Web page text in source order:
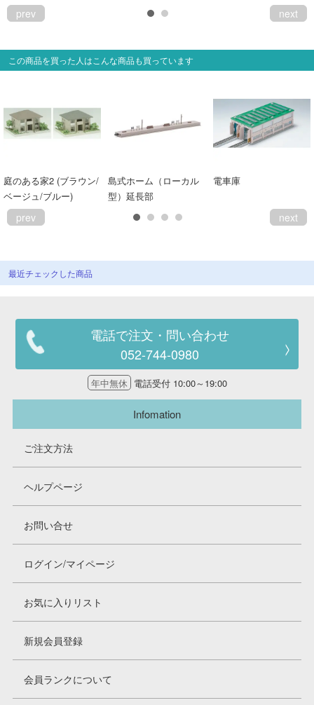
prev next
この商品を買った人はこんな商品も買っています
庭のある家2 (ブラウン/
ベージュ/ブルー)
島式ホーム（ローカル
型）延長部
電車庫
prev next
最近チェックした商品
電話で注文・問い合わせ
052-744-0980
年中無休 電話受付 10:00～19:00
Infomation
ご注文方法
ヘルプページ
お問い合せ
ログイン/マイページ
お気に入りリスト
新規会員登録
会員ランクについて